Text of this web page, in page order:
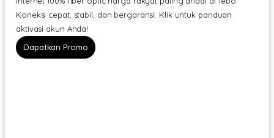
Koneksi cepat, stabil, dan bergaransi. Klik untuk panduan
aktivasi akun Anda!
Dapatkan Promo